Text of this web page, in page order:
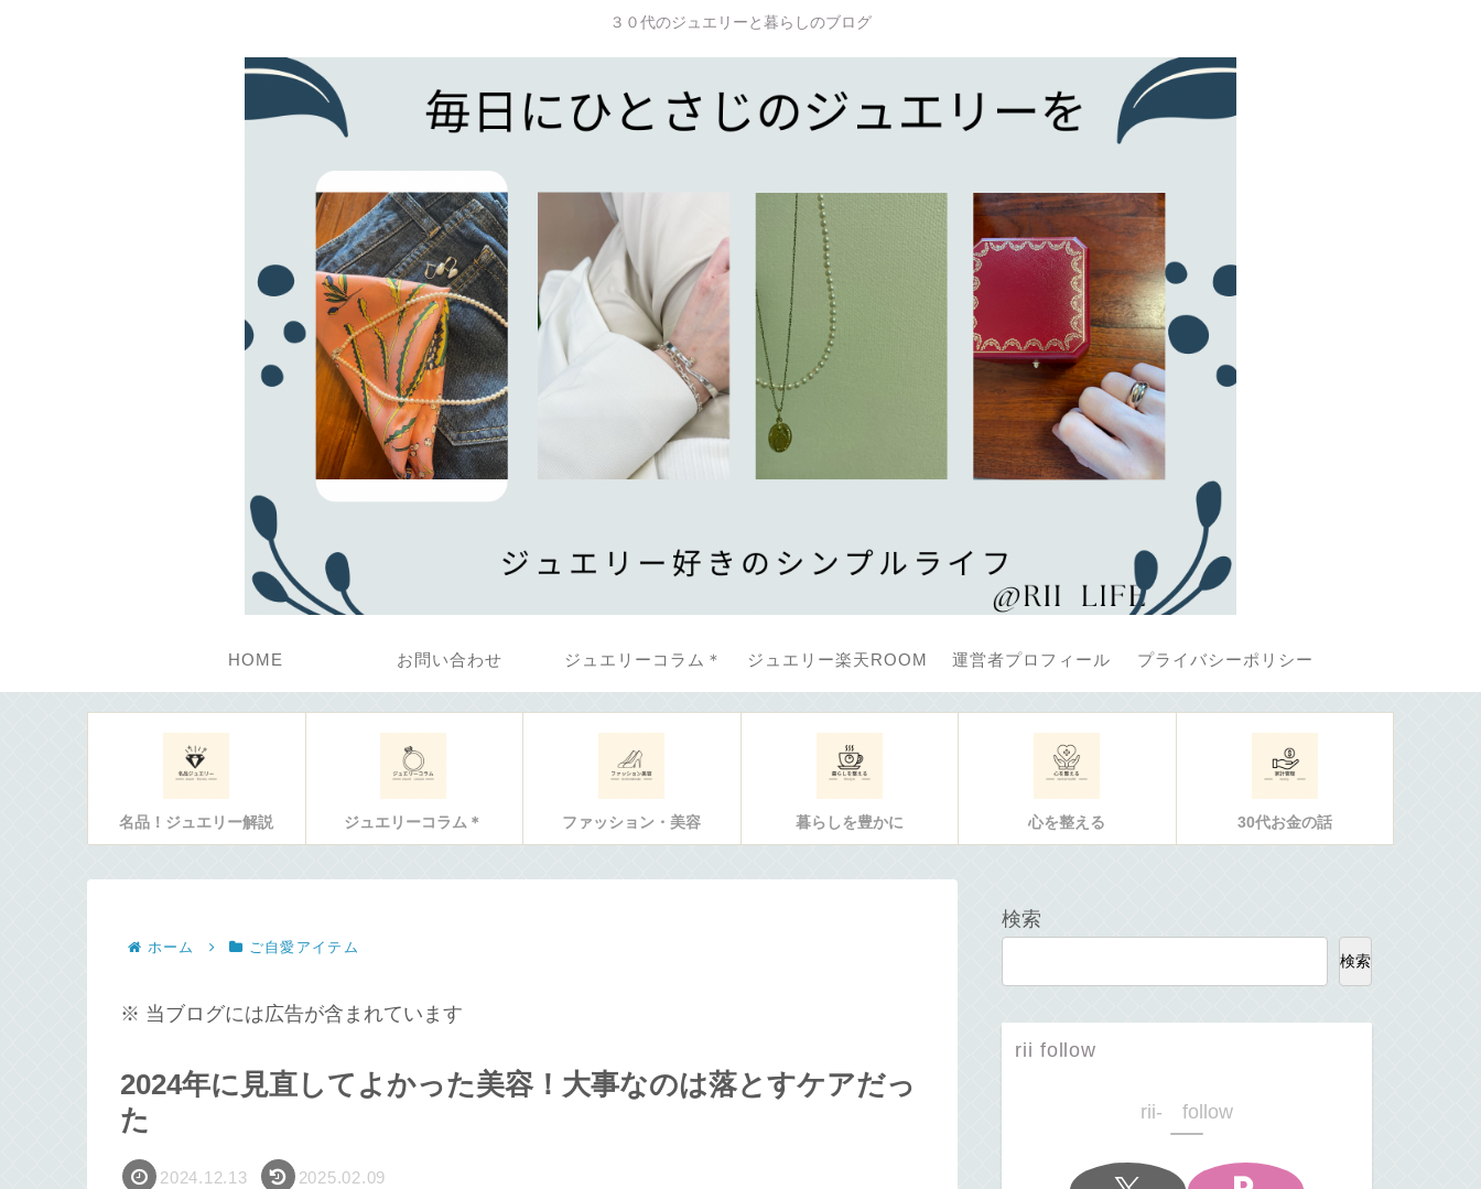
３０代のジュエリーと暮らしのブログ
HOME お問い合わせ ジュエリーコラム＊ ジュエリー楽天ROOM 運営者プロフィール プライバシーポリシー
名品！ジュエリー解説 ジュエリーコラム＊ ファッション・美容 暮らしを豊かに 心を整える 30代お金の話
ホーム ご自愛アイテム
※ 当ブログには広告が含まれています
2024年に見直してよかった美容！大事なのは落とすケアだっ
た
2024.12.13 2025.02.09
検索
検索
rii follow
rii- follow